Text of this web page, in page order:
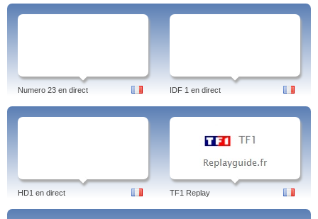
Numero 23 en direct IDF 1 en direct
HD1 en direct TF1 Replay